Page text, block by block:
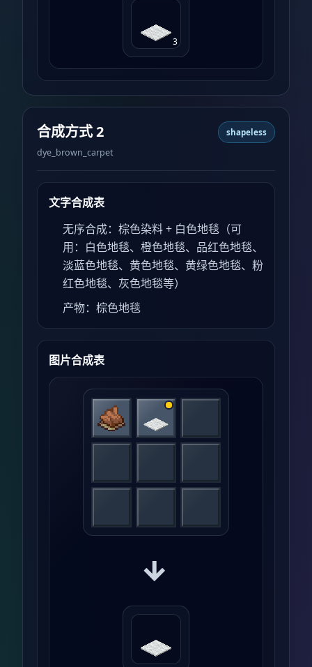
3
合成方式 2
dye_brown_carpet
shapeless
文字合成表
无序合成：棕色染料 + 白色地毯（可
用：白色地毯、橙色地毯、品红色地毯、
淡蓝色地毯、黄色地毯、黄绿色地毯、粉
红色地毯、灰色地毯等）
产物：棕色地毯
图片合成表
→